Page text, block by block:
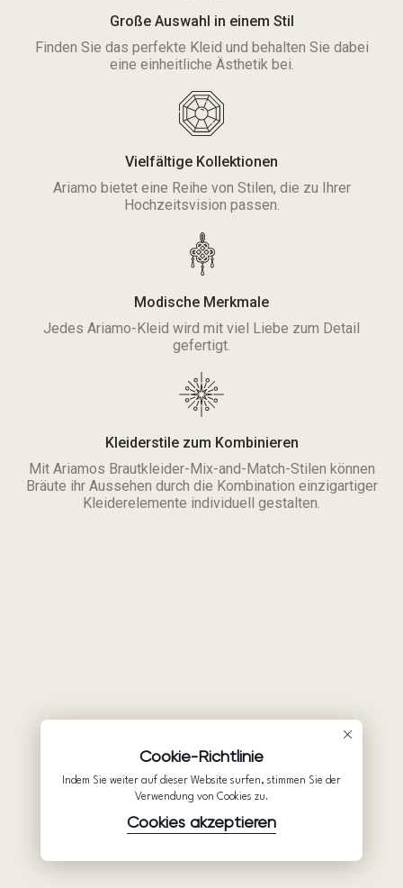
Große Auswahl in einem Stil
Finden Sie das perfekte Kleid und behalten Sie dabei
eine einheitliche Ästhetik bei.
Vielfältige Kollektionen
Ariamo bietet eine Reihe von Stilen, die zu Ihrer
Hochzeitsvision passen.
Modische Merkmale
Jedes Ariamo-Kleid wird mit viel Liebe zum Detail
gefertigt.
Kleiderstile zum Kombinieren
Mit Ariamos Brautkleider-Mix-and-Match-Stilen können
Bräute ihr Aussehen durch die Kombination einzigartiger
Kleiderelemente individuell gestalten.
Cookie-Richtlinie
Indem Sie weiter auf dieser Website surfen, stimmen Sie der
Verwendung von Cookies zu.
Cookies akzeptieren